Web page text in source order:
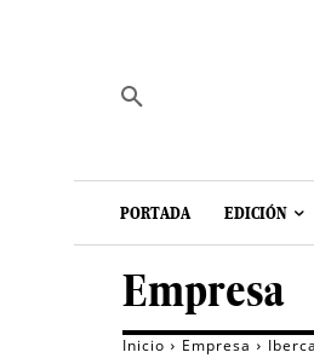
PORTADA EDICIÓN
Empresa
Inicio Empresa